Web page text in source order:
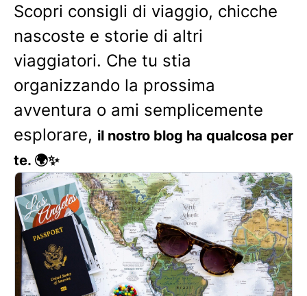
Scopri consigli di viaggio, chicche
nascoste e storie di altri
viaggiatori. Che tu stia
organizzando la prossima
avventura o ami semplicemente
esplorare, il nostro blog ha qualcosa per
te. 🌍✨